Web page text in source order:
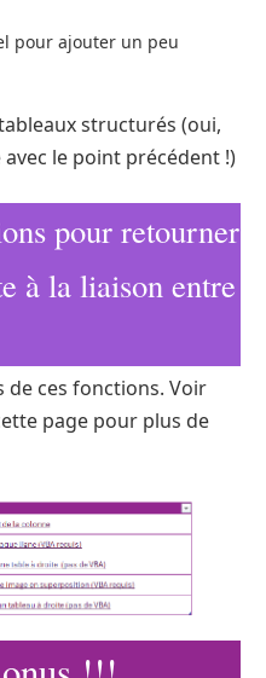
pour ajouter un peu
structurés (oui,
le point précédent !)
pour retourner
à la liaison entre
de ces fonctions. Voir
page pour plus de